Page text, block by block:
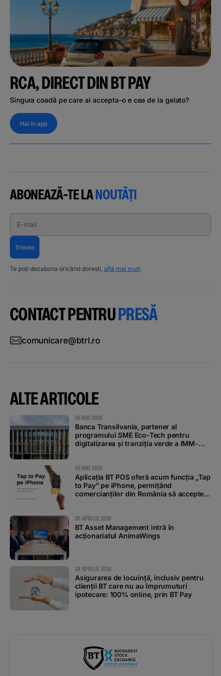
RCA, DIRECT DIN BT PAY
Singura coadă pe care ai accepta-o e cea de la gelato?
Hai în app
ABONEAZĂ-TE LANOUTĂȚI
E-mail
Trimite
Te poți dezabona oricând dorești, află mai mult.
CONTACT PENTRUPRESĂ
comunicare@btrl.ro
ALTE ARTICOLE
06 MAI 2026
Banca Transilvania, partener al
programului SME Eco-Tech pentru
digitalizarea și tranziția verde a IMM-
05 MAI 2026
Aplicația BT POS oferă acum funcția „Tap
to Pay” pe iPhone, permițând
comercianților din România să accepte
30 APRILIE 2026
BT Asset Management intră în
acționariatul AnimaWings
28 APRILIE 2026
Asigurarea de locuință, inclusiv pentru
clienții BT care nu au împrumuturi
ipotecare: 100% online, prin BT Pay